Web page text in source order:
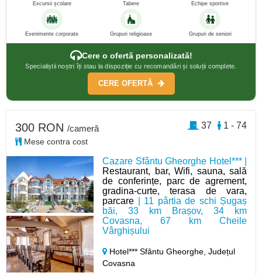
Excursii școlare Tabere Echipe sportive
Evenimente corporate Grupuri religioase Grupuri de seniori
Cere o ofertă personalizată!
Specialiștii noștri îți stau la dispoziție cu recomandări și soluții complete.
CERE OFERTĂ
Cazare Sfântu Gheorghe Hotel*** |
Restaurant, bar, Wifi, sauna, sală
de conferințe, parc de agrement,
gradina-curte, terasa de vara,
parcare | 11 pârtia de schi Șugaș
băi, 33 km Brașov, 34 km
Covasna, 67 km Cheile
Vârghișului
Hotel*** Sfântu Gheorghe,Județul
Covasna
300 RON /cameră
Mese contra cost
1 - 74
37